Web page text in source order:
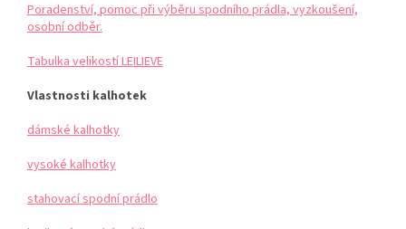
Poradenství, pomoc při výběru spodního prádla, vyzkoušení,
osobní odběr.
Tabulka velikostí LEILIEVE
Vlastnosti kalhotek
dámské kalhotky
vysoké kalhotky
stahovací spodní prádlo